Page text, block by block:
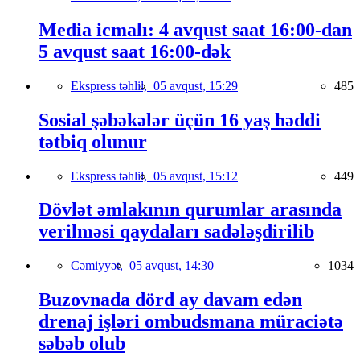
Media icmalı: 4 avqust saat 16:00-dan
5 avqust saat 16:00-dək
Ekspress təhlil, 05 avqust, 15:29 485
Sosial şəbəkələr üçün 16 yaş həddi
tətbiq olunur
Ekspress təhlil, 05 avqust, 15:12 449
Dövlət əmlakının qurumlar arasında
verilməsi qaydaları sadələşdirilib
Cəmiyyət, 05 avqust, 14:30 1034
Buzovnada dörd ay davam edən
drenaj işləri ombudsmana müraciətə
səbəb olub